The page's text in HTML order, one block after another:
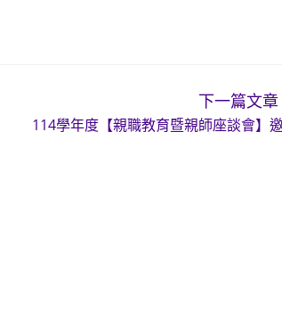
下一篇文章
114學年度【親職教育暨親師座談會】